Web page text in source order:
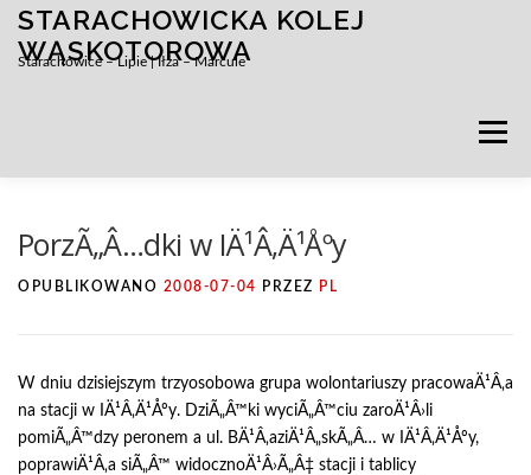
Przejdź
treści
STARACHOWICKA KOLEJ
WĄSKOTOROWA
Starachowice – Lipie | Iłża – Marcule
Menu
PorzÃ„Â…dki w IÄ¹Â‚Ä¹Åºy
OPUBLIKOWANO 2008-07-04 PRZEZ PL
W dniu dzisiejszym trzyosobowa grupa wolontariuszy pracowaÄ¹Â‚a
na stacji w IÄ¹Â‚Ä¹Åºy. DziÃ„Â™ki wyciÃ„Â™ciu zaroÄ¹Â›li
pomiÃ„Â™dzy peronem a ul. BÄ¹Â‚aziÄ¹Â„skÃ„Â… w IÄ¹Â‚Ä¹Åºy,
poprawiÄ¹Â‚a siÃ„Â™ widocznoÄ¹Â›Ã„Â‡ stacji i tablicy